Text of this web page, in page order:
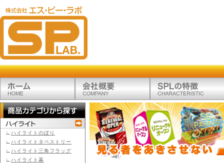
∟ ハイライトのぼり
∟ ハイライトタペストリー
∟ ハイライト三角フラッグ
∟ ハイライト幕